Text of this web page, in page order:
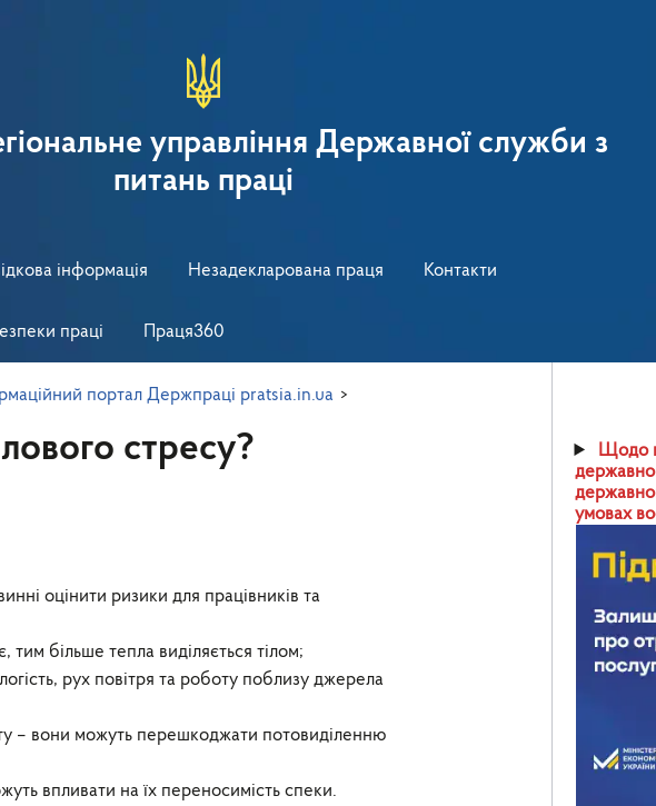
управління Державної служби з
питань праці
інформація Незадекларована праця Контакти
праці Праця360
портал Держпраці pratsia.in.ua >
стресу?
оцінити ризики для працівників та
більше тепла виділяється тілом;
рух повітря та роботу поблизу джерела
– вони можуть перешкоджати потовиділенню
впливати на їх переносимість спеки.
Щодо
умовах